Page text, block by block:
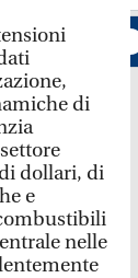
di
dollari, di
e
nelle